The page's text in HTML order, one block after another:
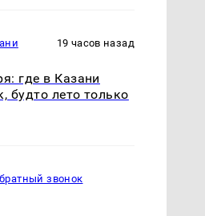
19 часов назад
где в Казани
будто лето только
звонок